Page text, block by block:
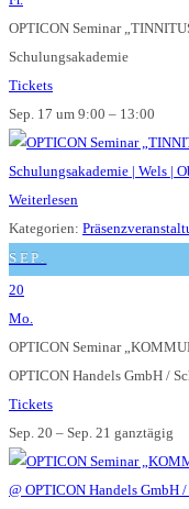
OPTICON Seminar
Schulungsakademie
Tickets
Sep. 17 um 9:00 – 13:00
Weiterlesen
Kategorien:
SEP.
20
Mo.
OPTICON Seminar
OPTICON Handels GmbH /
Tickets
Sep. 20 – Sep. 21 ganztägig